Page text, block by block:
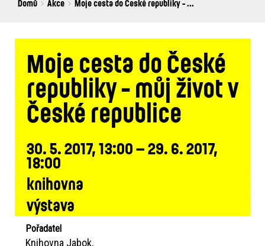
Breadcrumbs
You
Domů Akce Moje cesta do České republiky - ...
Moje cesta do České
republiky - můj život v
České republice
30. 5. 2017, 13:00 – 29. 6. 2017,
18:00
knihovna
výstava
Pořadatel
Knihovna Jabok